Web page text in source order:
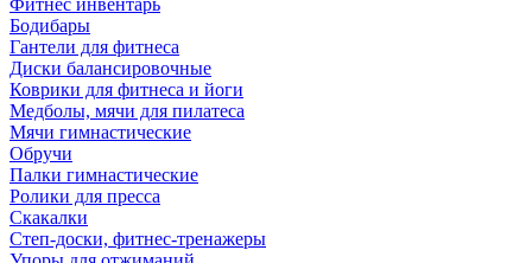
Фитнес инвентарь
Бодибары
Гантели для фитнеса
Диски балансировочные
Коврики для фитнеса и йоги
Медболы, мячи для пилатеса
Мячи гимнастические
Обручи
Палки гимнастические
Ролики для пресса
Скакалки
Степ-доски, фитнес-тренажеры